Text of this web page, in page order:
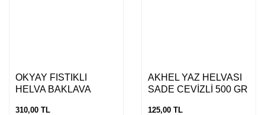
OKYAY FISTIKLI
HELVA BAKLAVA
310,00 TL
AKHEL YAZ HELVASI
SADE CEVİZLİ 500 GR
125,00 TL